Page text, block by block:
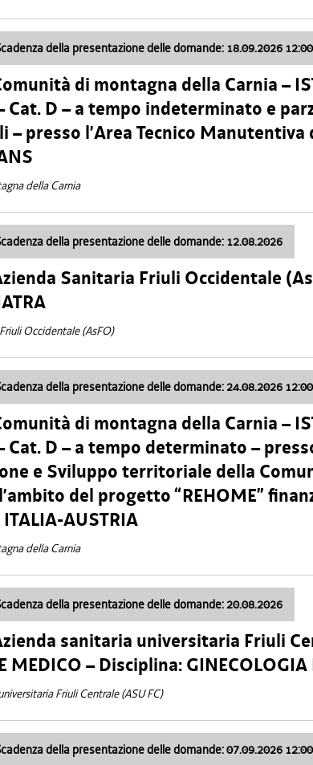
della presentazione delle domande: 18.09.2026 12:00
di montagna della Carnia –
Cat. D – a tempo indeterminato e
– presso l’Area Tecnico Manutentiva
della Carnia
della presentazione delle domande: 12.08.2026
Sanitaria Friuli Occidentale
Occidentale (AsFO)
della presentazione delle domande: 24.08.2026 12:00
di montagna della Carnia –
Cat. D – a tempo determinato –
e Sviluppo territoriale della
del progetto “REHOME”
ITALIA-AUSTRIA
della Carnia
della presentazione delle domande: 20.08.2026
sanitaria universitaria Friuli
MEDICO – Disciplina: GINECOLOGIA
Friuli Centrale (ASU FC)
della presentazione delle domande: 07.09.2026 12:00